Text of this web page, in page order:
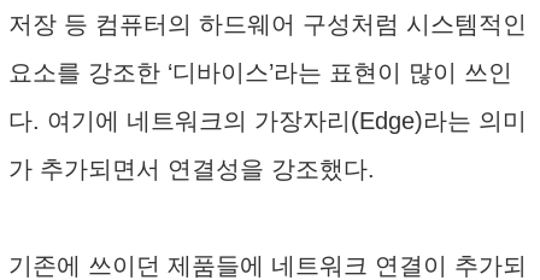
저장 등 컴퓨터의 하드웨어 구성처럼 시스템적인
요소를 강조한 ‘디바이스’라는 표현이 많이 쓰인
다. 여기에 네트워크의 가장자리(Edge)라는 의미
가 추가되면서 연결성을 강조했다.
기존에 쓰이던 제품들에 네트워크 연결이 추가되